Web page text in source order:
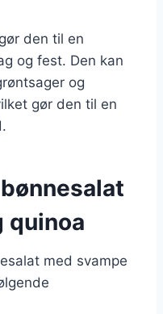
den til en
og fest. Den kan
og
gør den til en
quinoa
med svampe